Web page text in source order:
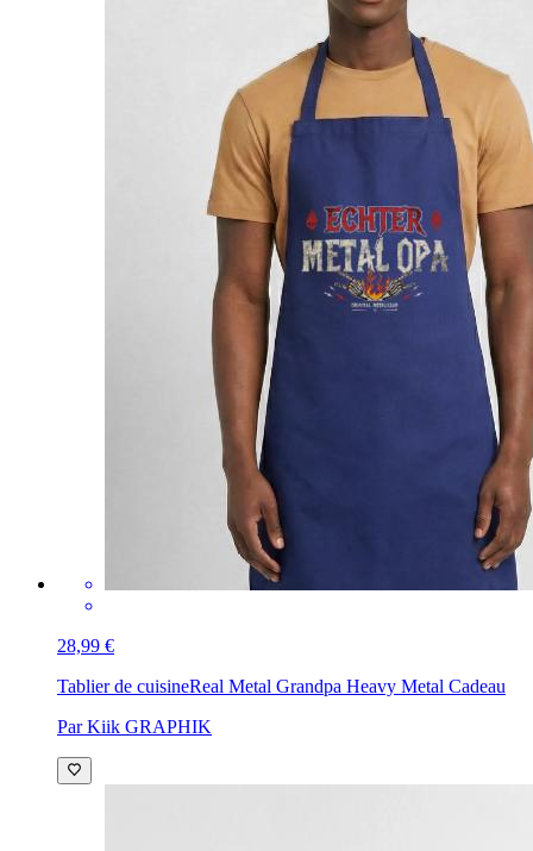
28,99 €
Tablier de cuisineReal Metal Grandpa Heavy Metal Cadeau
Par Kiik GRAPHIK